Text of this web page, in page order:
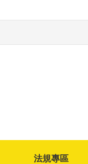
法規專區